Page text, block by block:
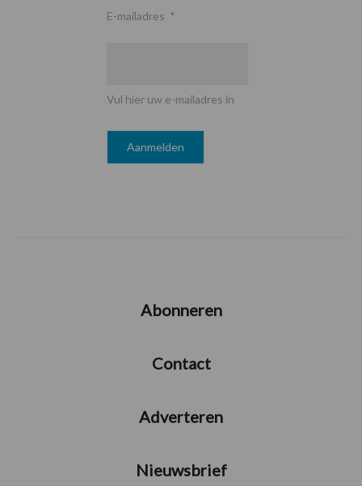
E-mailadres *
Vul hier uw e-mailadres in
Abonneren
Contact
Adverteren
Nieuwsbrief